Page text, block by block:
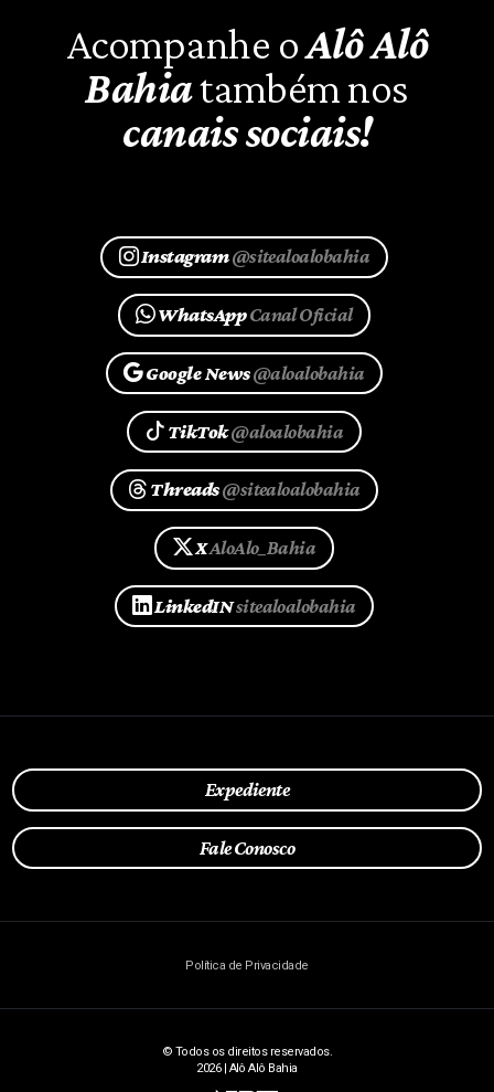
Acompanhe oAlô Alô
Bahiatambém nos
canais sociais!
Instagram@sitealoalobahia
WhatsAppCanal Oficial
Google News@aloalobahia
TikTok@aloalobahia
Threads@sitealoalobahia
XAloAlo_Bahia
LinkedINsitealoalobahia
Expediente
Fale Conosco
Política de Privacidade
© Todos os direitos reservados.
2026 | Alô Alô Bahia